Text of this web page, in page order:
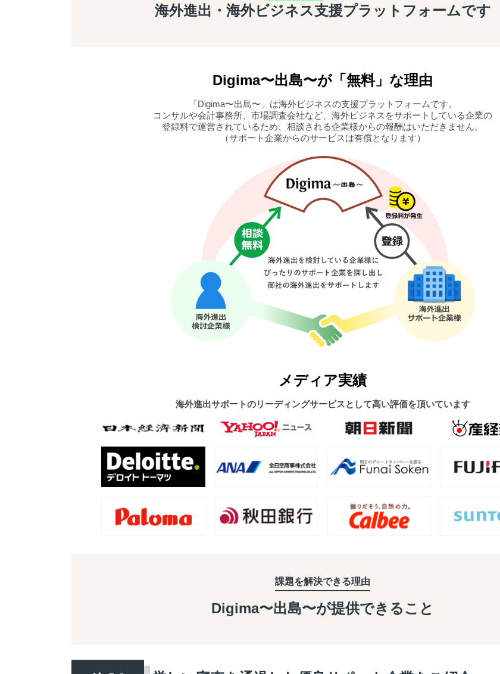
海外進出・海外ビジネス支援プラットフォームです
Digima〜出島〜が「無料」な理由
「Digima〜出島〜」は海外ビジネスの支援プラットフォームです。
コンサルや会計事務所、市場調査会社など、海外ビジネスをサポートしている企業の
登録料で運営されているため、相談される企業様からの報酬はいただきません。
（サポート企業からのサービスは有償となります）
メディア実績
海外進出サポートのリーディングサービスとして高い評価を頂いています
課題を解決できる理由
Digima〜出島〜が提供できること